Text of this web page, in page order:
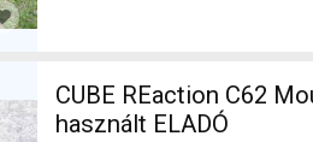
CUBE REaction C62
használt ELADÓ